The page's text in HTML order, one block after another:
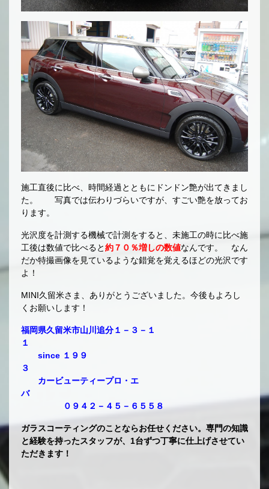
施工直後に比べ、時間経過とともにドンドン艶が出てきまし
た。 写真では伝わりづらいですが、すごい艶を放ってお
ります。
光沢度を計測する機械で計測をすると、未施工の時に比べ施
工後は数値で比べると約７０％増しの数値なんです。 なん
だか特撮画像を見ているような錯覚を覚えるほどの光沢です
よ！
MINI久留米さま、ありがとうございました。今後もよろし
くお願いします！
福岡県久留米市山川追分１－３－１
１
since １９９
３
カービューティープロ・エ
バ
０９４２－４５－６５５８
ガラスコーティングのことならお任せください。専門の知識
と経験を持ったスタッフが、1台ずつ丁寧に仕上げさせてい
ただきます！